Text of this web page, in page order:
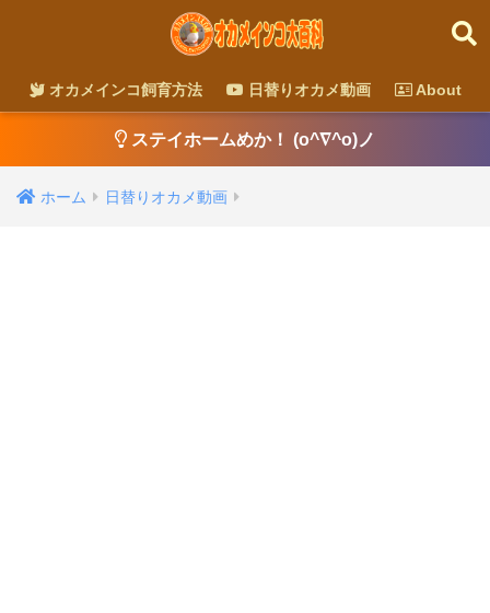
オカメインコ飼育方法 日替りオカメ動画 About
ステイホームめか！ (o^∇^o)ノ
ホーム 日替りオカメ動画